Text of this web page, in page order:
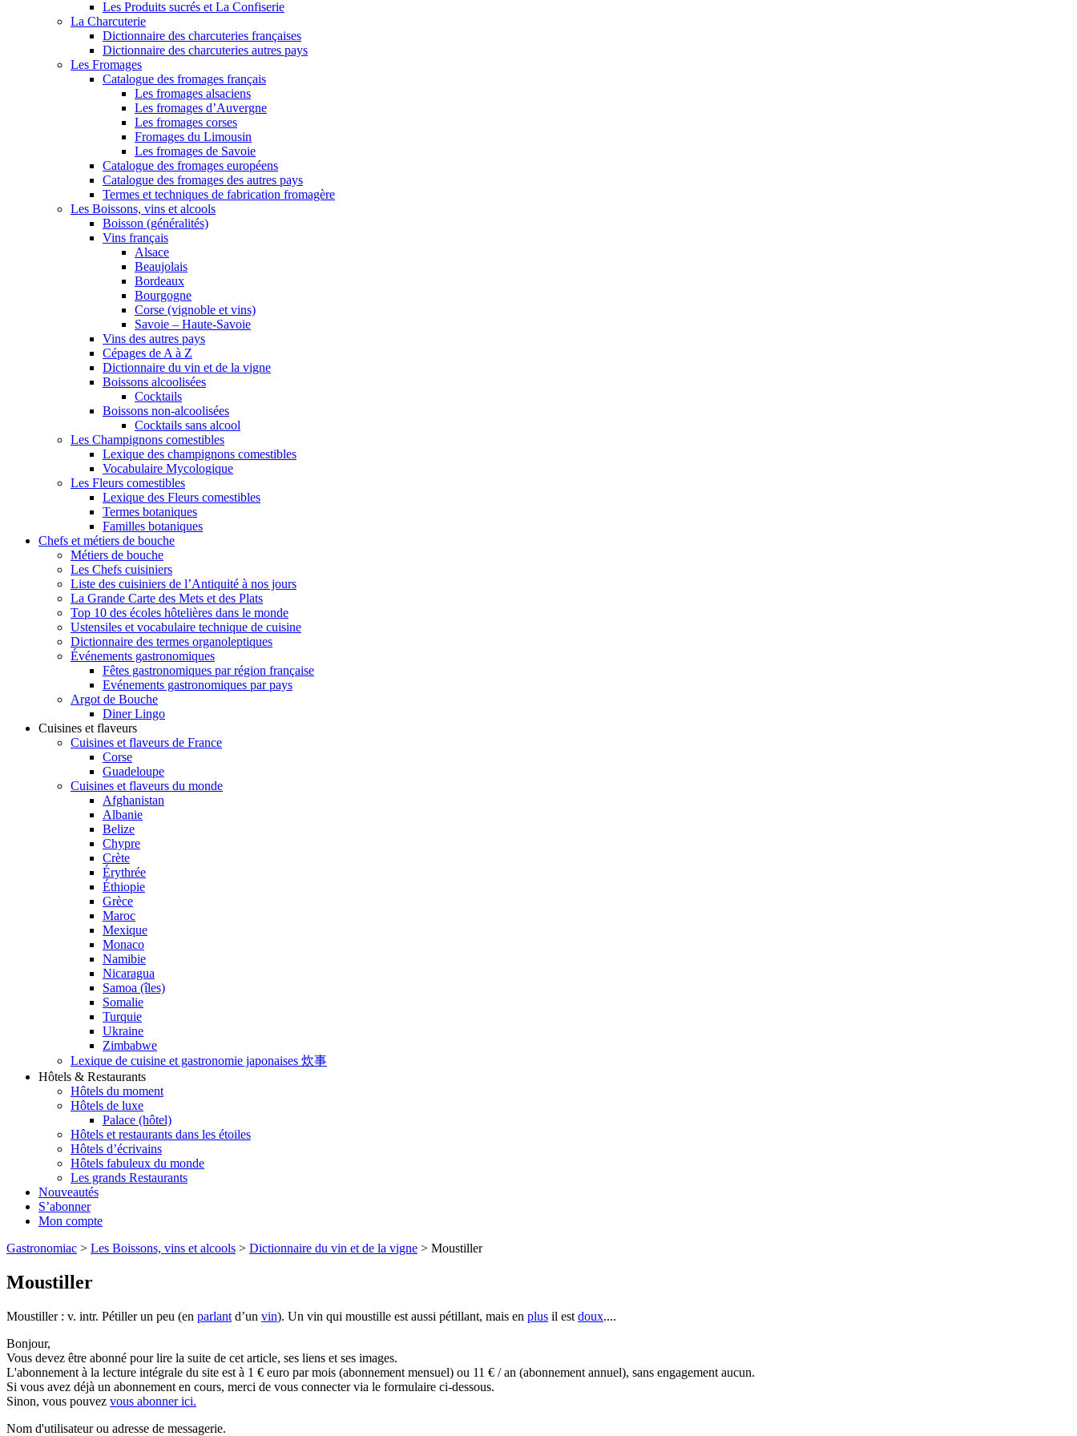
Les Produits sucrés et La Confiserie
La Charcuterie
Dictionnaire des charcuteries françaises
Dictionnaire des charcuteries autres pays
Les Fromages
Catalogue des fromages français
Les fromages alsaciens
Les fromages d’Auvergne
Les fromages corses
Fromages du Limousin
Les fromages de Savoie
Catalogue des fromages européens
Catalogue des fromages des autres pays
Termes et techniques de fabrication fromagère
Les Boissons, vins et alcools
Boisson (généralités)
Vins français
Alsace
Beaujolais
Bordeaux
Bourgogne
Corse (vignoble et vins)
Savoie – Haute-Savoie
Vins des autres pays
Cépages de A à Z
Dictionnaire du vin et de la vigne
Boissons alcoolisées
Cocktails
Boissons non-alcoolisées
Cocktails sans alcool
Les Champignons comestibles
Lexique des champignons comestibles
Vocabulaire Mycologique
Les Fleurs comestibles
Lexique des Fleurs comestibles
Termes botaniques
Familles botaniques
Chefs et métiers de bouche
Métiers de bouche
Les Chefs cuisiniers
Liste des cuisiniers de l’Antiquité à nos jours
La Grande Carte des Mets et des Plats
Top 10 des écoles hôtelières dans le monde
Ustensiles et vocabulaire technique de cuisine
Dictionnaire des termes organoleptiques
Événements gastronomiques
Fêtes gastronomiques par région française
Evénements gastronomiques par pays
Argot de Bouche
Diner Lingo
Cuisines et flaveurs
Cuisines et flaveurs de France
Corse
Guadeloupe
Cuisines et flaveurs du monde
Afghanistan
Albanie
Belize
Chypre
Crète
Érythrée
Éthiopie
Grèce
Maroc
Mexique
Monaco
Namibie
Nicaragua
Samoa (îles)
Somalie
Turquie
Ukraine
Zimbabwe
Lexique de cuisine et gastronomie japonaises 炊事
Hôtels & Restaurants
Hôtels du moment
Hôtels de luxe
Palace (hôtel)
Hôtels et restaurants dans les étoiles
Hôtels d’écrivains
Hôtels fabuleux du monde
Les grands Restaurants
Nouveautés
S’abonner
Mon compte
Gastronomiac > Les Boissons, vins et alcools > Dictionnaire du vin et de la vigne > Moustiller
Moustiller
Moustiller : v. intr. Pétiller un peu (en parlant d’un vin). Un vin qui moustille est aussi pétillant, mais en plus il est doux....
Bonjour,
Vous devez être abonné pour lire la suite de cet article, ses liens et ses images.
L'abonnement à la lecture intégrale du site est à 1 € euro par mois (abonnement mensuel) ou 11 € / an (abonnement annuel), sans engagement aucun.
Si vous avez déjà un abonnement en cours, merci de vous connecter via le formulaire ci-dessous.
Sinon, vous pouvez vous abonner ici.
Nom d'utilisateur ou adresse de messagerie.